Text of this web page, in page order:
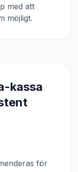
med att
möjligt.
kassa
för